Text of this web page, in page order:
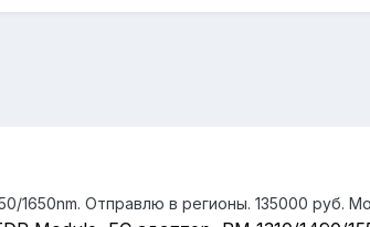
1650nm. Отправлю в регионы. 135000 руб.